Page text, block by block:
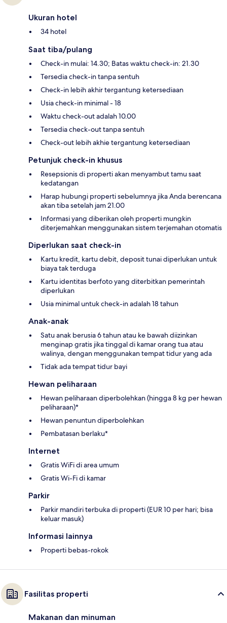
Ukuran hotel
34 hotel
Saat tiba/pulang
Check-in mulai: 14.30; Batas waktu check-in: 21.30
Tersedia check-in tanpa sentuh
Check-in lebih akhir tergantung ketersediaan
Usia check-in minimal - 18
Waktu check-out adalah 10.00
Tersedia check-out tanpa sentuh
Check-out lebih akhie tergantung ketersediaan
Petunjuk check-in khusus
Resepsionis di properti akan menyambut tamu saat
kedatangan
Harap hubungi properti sebelumnya jika Anda berencana
akan tiba setelah jam 21.00
Informasi yang diberikan oleh properti mungkin
diterjemahkan menggunakan sistem terjemahan otomatis
Diperlukan saat check-in
Kartu kredit, kartu debit, deposit tunai diperlukan untuk
biaya tak terduga
Kartu identitas berfoto yang diterbitkan pemerintah
diperlukan
Usia minimal untuk check-in adalah 18 tahun
Anak-anak
Satu anak berusia 6 tahun atau ke bawah diizinkan
menginap gratis jika tinggal di kamar orang tua atau
walinya, dengan menggunakan tempat tidur yang ada
Tidak ada tempat tidur bayi
Hewan peliharaan
Hewan peliharaan diperbolehkan (hingga 8 kg per hewan
peliharaan)*
Hewan penuntun diperbolehkan
Pembatasan berlaku*
Internet
Gratis WiFi di area umum
Gratis Wi-Fi di kamar
Parkir
Parkir mandiri terbuka di properti (EUR 10 per hari; bisa
keluar masuk)
Informasi lainnya
Properti bebas-rokok
Fasilitas properti
Makanan dan minuman